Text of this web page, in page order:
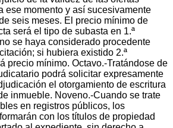
ese momento y así sucesivamente
seis meses. El precio mínimo de
será el tipo de subasta en 1.ª
se haya considerado procedente
si hubiera existido 2.ª
precio mínimo. Octavo.-Tratándose de
podrá solicitar expresamente
el otorgamiento de escritura
inmueble. Noveno.-Cuando se trate
en registros públicos, los
con los títulos de propiedad